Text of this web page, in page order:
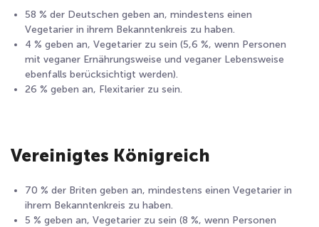
58 % der Deutschen geben an, mindestens einen
Vegetarier in ihrem Bekanntenkreis zu haben.
4 % geben an, Vegetarier zu sein (5,6 %, wenn Personen
mit veganer Ernährungsweise und veganer Lebensweise
ebenfalls berücksichtigt werden).
26 % geben an, Flexitarier zu sein.
Vereinigtes Königreich
70 % der Briten geben an, mindestens einen Vegetarier in
ihrem Bekanntenkreis zu haben.
5 % geben an, Vegetarier zu sein (8 %, wenn Personen